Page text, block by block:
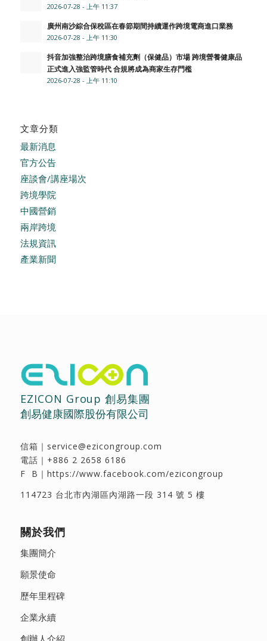
2026-07-28 - 上午 11:37
廣州南沙綜合保稅區在春節期間持續運作跨境電商進口業務
2026-07-28 - 上午 11:30
抖音加強整治跨境膳食補充劑（保健品）市場 跨境營養健康品
正式進入強監管時代 合規將成為商家生存門檻
2026-07-28 - 上午 11:10
文章分類
最新消息
官方公告
座談會/講座場次
跨境學院
中國營銷
兩岸跨境
法規資訊
產業新聞
EZICON Group 創易集團
創易健康國際股份有限公司
信箱｜ service@ezicongroup.com
電話｜ +886 2 2658 6186
F B｜ https://www.facebook.com/ezicongroup
114723 台北市內湖區內湖路一段 314 號 5 樓
關於我們
集團簡介
願景使命
歷年里程碑
企業永續
創辦人介紹